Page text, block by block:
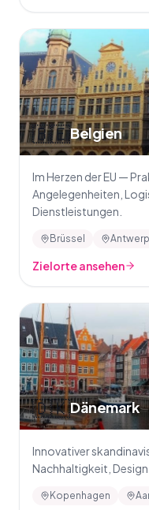
🇧🇪Belgien
Im Herzen der EU —
Angelegenheiten,
Dienstleistungen.
Brüssel
Zielorte ansehen
🇩🇰Dänemark
Innovativer
Nachhaltigkeit, Design
Kopenhagen